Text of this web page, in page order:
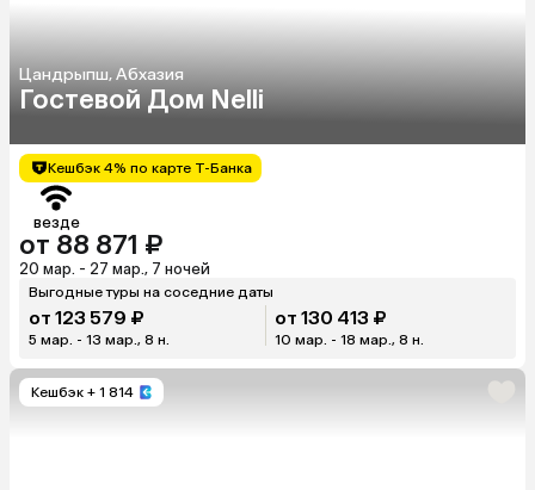
Цандрыпш, Абхазия
Гостевой Дом Nelli
Кешбэк 4% по карте Т-Банка
везде
от 88 871 ₽
20 мар. - 27 мар., 7 ночей
Выгодные туры на соседние даты
от 123 579 ₽
5 мар. - 13 мар., 8 н.
от 130 413 ₽
10 мар. - 18 мар., 8 н.
Кешбэк + 1 814